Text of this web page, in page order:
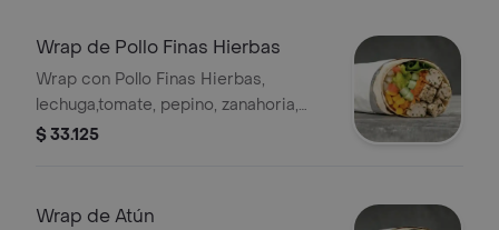
Wrap de Pollo Finas Hierbas
Wrap con Pollo Finas Hierbas,
lechuga,tomate, pepino, zanahoria,
pico de gallo, maíz y guacamole en
$ 33.125
Wrap de Atún